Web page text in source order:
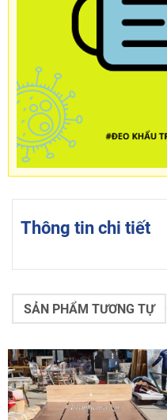
Thông tin chi tiết
SẢN PHẨM TƯƠNG TỰ